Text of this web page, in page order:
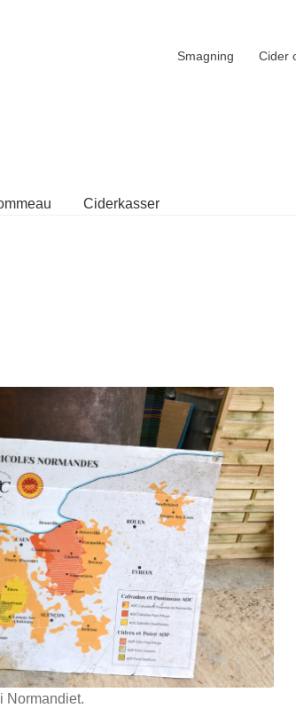
Smagning Cider
Ciderkasser
Normandiet.